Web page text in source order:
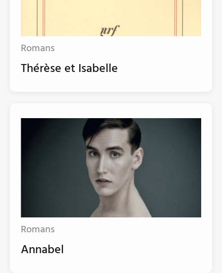
Romans
Thérèse et Isabelle
Romans
Annabel